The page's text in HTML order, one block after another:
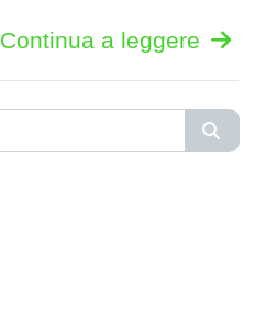
Continua a leggere